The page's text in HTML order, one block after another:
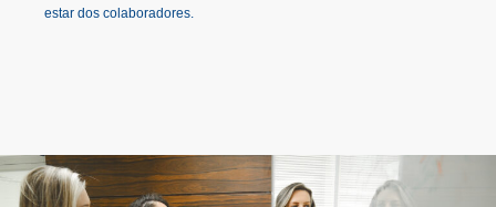
estar dos colaboradores.